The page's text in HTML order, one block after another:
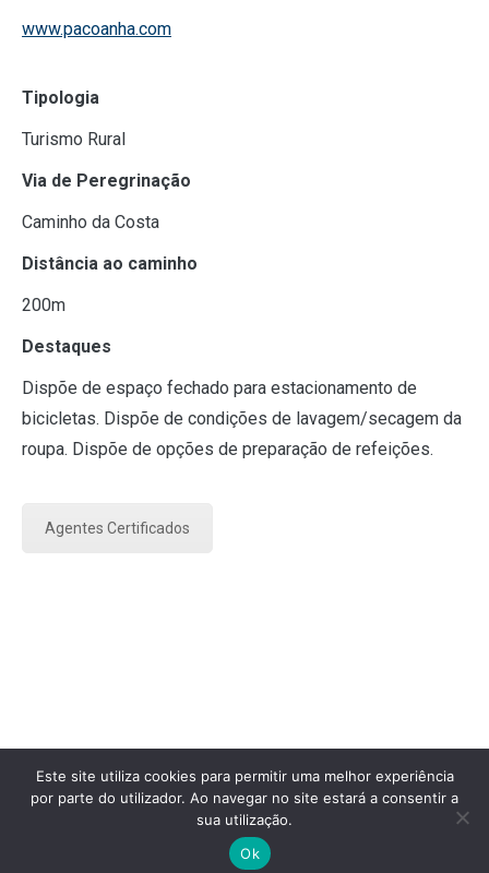
www.pacoanha.com
Tipologia
Turismo Rural
Via de Peregrinação
Caminho da Costa
Distância ao caminho
200m
Destaques
Dispõe de espaço fechado para estacionamento de
bicicletas. Dispõe de condições de lavagem/secagem da
roupa. Dispõe de opções de preparação de refeições.
Agentes Certificados
Federação Portuguesa do Caminho de
Este site utiliza cookies para permitir uma melhor experiência
por parte do utilizador. Ao navegar no site estará a consentir a
sua utilização.
Ok